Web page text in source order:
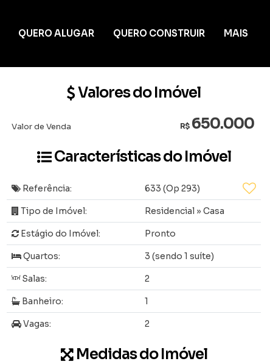
MAIS
QUERO CONSTRUIR
QUERO ALUGAR
Valores do Imóvel
R$650.000
Valor de Venda
Características do Imóvel
Referência: 633 (Op 293)
Tipo de Imóvel: Residencial » Casa
Estágio do Imóvel: Pronto
Quartos: 3 (sendo 1 suíte)
Salas: 2
Banheiro: 1
Vagas: 2
Medidas do Imóvel